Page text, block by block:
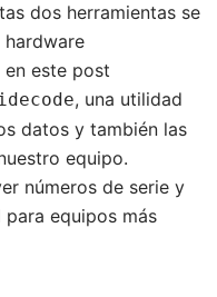
dos herramientas se
este post
, una utilidad
datos y también las
equipo.
números de serie y
para equipos más